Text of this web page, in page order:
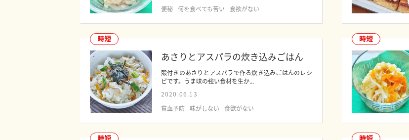
便秘 何を食べても苦い 食欲がない
時短
あさりとアスパラの炊き込みごはん
殻付きのあさりとアスパラで作る炊き込みごはんのレシ
ピです。うま味の強い食材を生か...
2020.06.13
貧血予防
味がしない 食欲がない
時短